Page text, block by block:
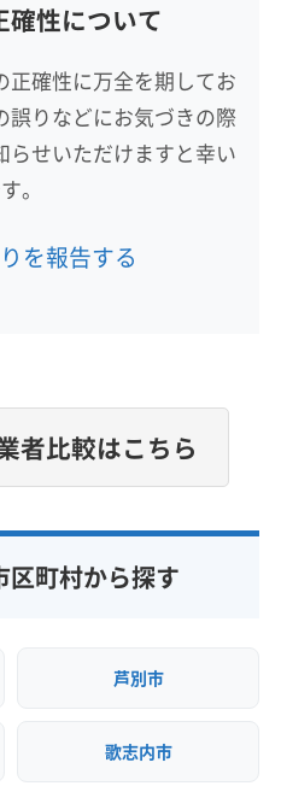
性について
正確性に万全を期してお
誤りなどにお気づきの際
らせいただけますと幸い
。
を報告する
者比較はこちら
区町村から探す
芦別市
歌志内市